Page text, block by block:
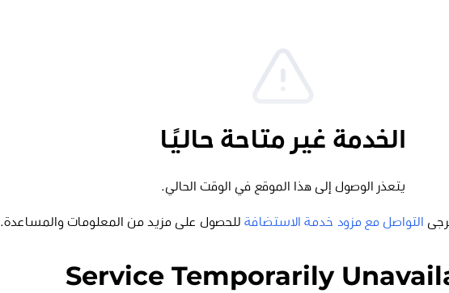
الخدمة غير متاحة حاليًا
يتعذر الوصول إلى هذا الموقع في الوقت الحالي.
التواصل مع مزود خدمة الاستضافة للحصول على مزيد من المعلومات والمساعدة.
Service Temporarily